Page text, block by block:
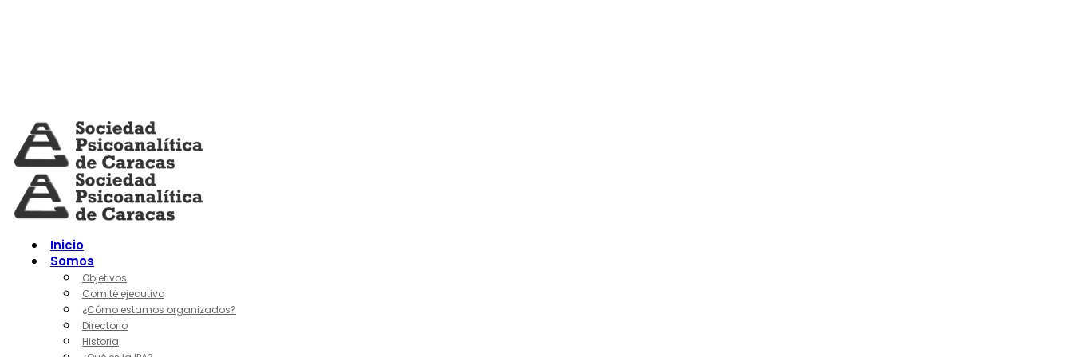
Inicio
Somos
Objetivos
Comité ejecutivo
¿Cómo estamos organizados?
Directorio
Historia